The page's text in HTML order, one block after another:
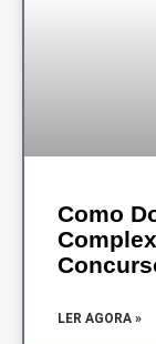
Como
LER AGORA »